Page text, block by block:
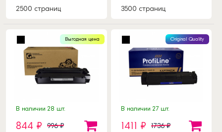
2500 страниц 3500 страниц
Выгодная цена
В наличии 28 шт.
844 ₽ 996 ₽
Original Quality
В наличии 27 шт.
1411 ₽ 1736 ₽